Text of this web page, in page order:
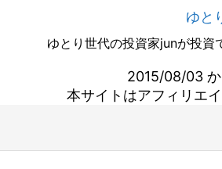
ゆと
ゆとり世代の投資家junが投資
2015/08/03
本サイトはアフィリエ